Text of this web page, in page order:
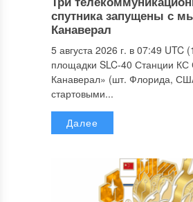
спутника запущены с
Канаверал
5 августа 2026 г. в 07:49 UTC
площадки SLC-40 Станции
Канаверал» (шт. Флорида,
стартовыми...
Далее